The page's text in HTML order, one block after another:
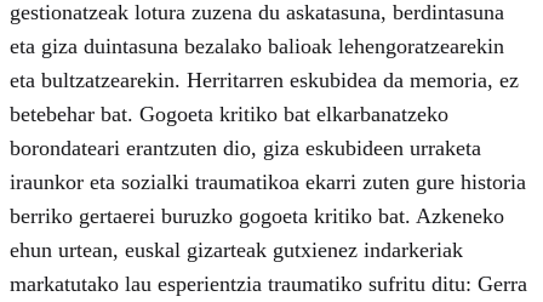
gestionatzeak lotura zuzena du askatasuna, berdintasuna
eta giza duintasuna bezalako balioak lehengoratzearekin
eta bultzatzearekin. Herritarren eskubidea da memoria, ez
betebehar bat. Gogoeta kritiko bat elkarbanatzeko
borondateari erantzuten dio, giza eskubideen urraketa
iraunkor eta sozialki traumatikoa ekarri zuten gure historia
berriko gertaerei buruzko gogoeta kritiko bat. Azkeneko
ehun urtean, euskal gizarteak gutxienez indarkeriak
markatutako lau esperientzia traumatiko sufritu ditu: Gerra